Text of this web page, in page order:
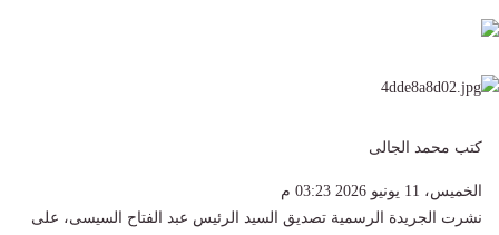
كتب محمد الجالى
الخميس، 11 يونيو 2026 03:23 م
نشرت الجريدة الرسمية تصديق السيد الرئيس عبد الفتاح السيسى، على